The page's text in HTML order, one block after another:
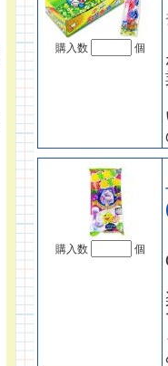
購入数 個
購入数 個